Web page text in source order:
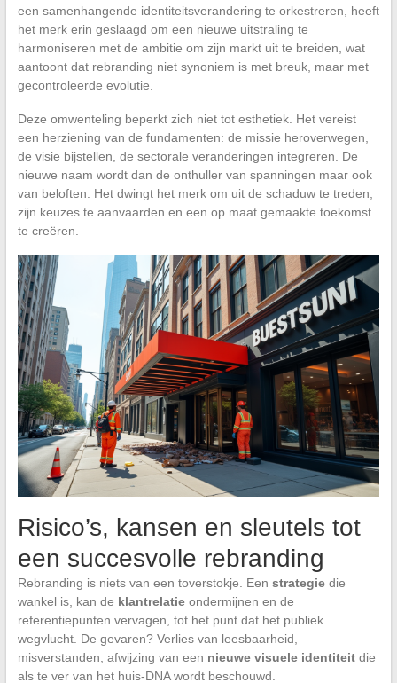
een samenhangende identiteitsverandering te orkestreren, heeft
het merk erin geslaagd om een nieuwe uitstraling te
harmoniseren met de ambitie om zijn markt uit te breiden, wat
aantoont dat rebranding niet synoniem is met breuk, maar met
gecontroleerde evolutie.
Deze omwenteling beperkt zich niet tot esthetiek. Het vereist
een herziening van de fundamenten: de missie heroverwegen,
de visie bijstellen, de sectorale veranderingen integreren. De
nieuwe naam wordt dan de onthuller van spanningen maar ook
van beloften. Het dwingt het merk om uit de schaduw te treden,
zijn keuzes te aanvaarden en een op maat gemaakte toekomst
te creëren.
Risico’s, kansen en sleutels tot
een succesvolle rebranding
Rebranding is niets van een toverstokje. Een strategiedie
wankel is, kan de klantrelatieondermijnen en de
referentiepunten vervagen, tot het punt dat het publiek
wegvlucht. De gevaren? Verlies van leesbaarheid,
misverstanden, afwijzing van een nieuwe visuele identiteitdie
als te ver van het huis-DNA wordt beschouwd.